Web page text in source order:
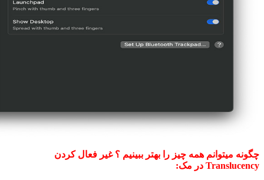
چگونه میتوانم همه چیز را بهتر ببینیم ؟ غیر فعال کردن
Translucency در مک: